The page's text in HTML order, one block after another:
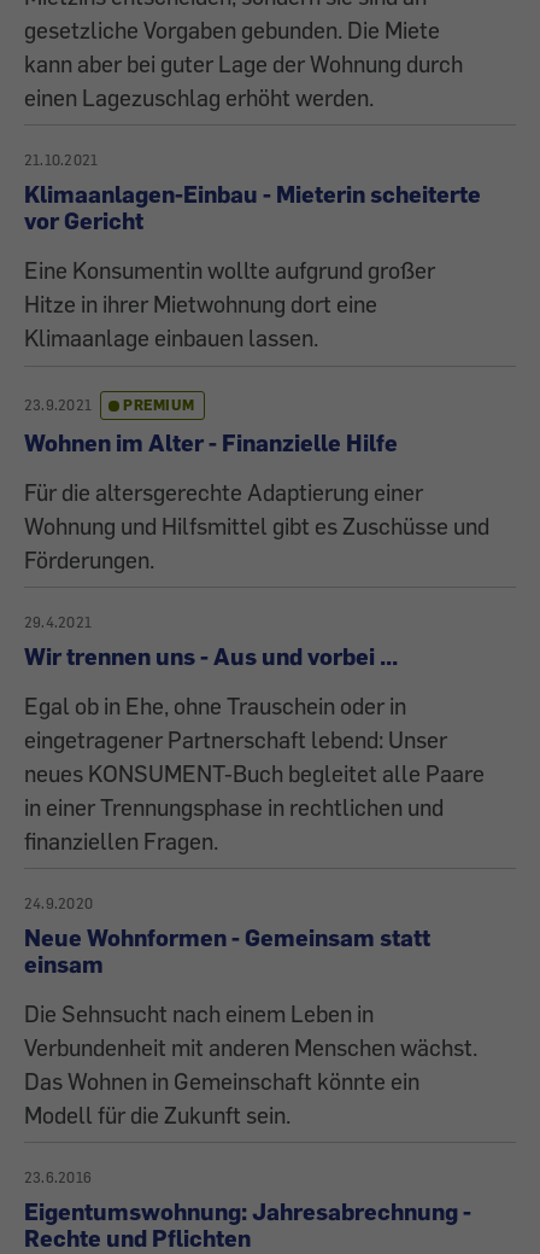
gesetzliche Vorgaben gebunden. Die Miete
kann aber bei guter Lage der Wohnung durch
einen Lagezuschlag erhöht werden.
21.10.2021
Klimaanlagen-Einbau - Mieterin scheiterte
vor Gericht
Eine Konsumentin wollte aufgrund großer
Hitze in ihrer Mietwohnung dort eine
Klimaanlage einbauen lassen.
23.9.2021 PREMIUM
Wohnen im Alter - Finanzielle Hilfe
Für die altersgerechte Adaptierung einer
Wohnung und Hilfsmittel gibt es Zuschüsse und
Förderungen.
29.4.2021
Wir trennen uns - Aus und vorbei ...
Egal ob in Ehe, ohne Trauschein oder in
eingetragener Partnerschaft lebend: Unser
neues KONSUMENT-Buch begleitet alle Paare
in einer Trennungsphase in rechtlichen und
finanziellen Fragen.
24.9.2020
Neue Wohnformen - Gemeinsam statt
einsam
Die Sehnsucht nach einem Leben in
Verbundenheit mit anderen Menschen wächst.
Das Wohnen in Gemeinschaft könnte ein
Modell für die Zukunft sein.
23.6.2016
Eigentumswohnung: Jahresabrechnung -
Rechte und Pflichten